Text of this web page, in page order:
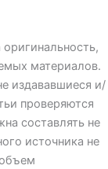
оригинальность,
материалов.
издававшиеся и/
проверяются
составлять не
источника не